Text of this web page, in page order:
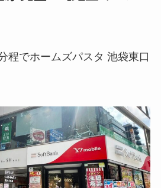
程でホームズパスタ 池袋東口